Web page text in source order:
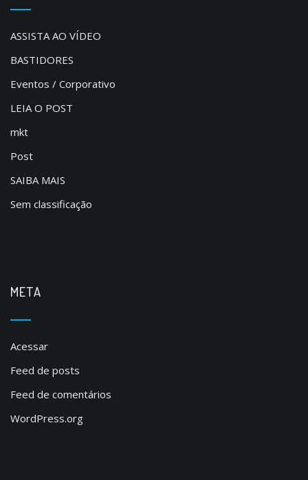
ASSISTA AO VÍDEO
BASTIDORES
Eventos / Corporativo
LEIA O POST
mkt
Post
SAIBA MAIS
Sem classificação
META
Acessar
Feed de posts
Feed de comentários
WordPress.org